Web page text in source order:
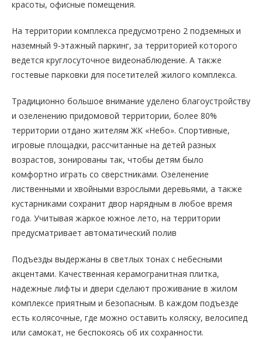
красоты, офисные помещения.
На территории комплекса предусмотрено 2 подземных и
наземный 9-этажный паркинг, за территорией которого
ведется круглосуточное видеонаблюдение. А также
гостевые парковки для посетителей жилого комплекса.
Традиционно большое внимание уделено благоустройству
и озеленению придомовой территории, более 80%
территории отдано жителям ЖК «Небо». Спортивные,
игровые площадки, рассчитанные на детей разных
возрастов, зонированы так, чтобы детям было
комфортно играть со сверстниками. Озеленение
лиственными и хвойными взрослыми деревьями, а также
кустарниками сохранит двор нарядным в любое время
года. Учитывая жаркое южное лето, на территории
предусматривает автоматический полив
Подъезды выдержаны в светлых тонах с небесными
акцентами. Качественная керамогранитная плитка,
надежные лифты и двери сделают проживание в жилом
комплексе приятным и безопасным. В каждом подъезде
есть колясочные, где можно оставить коляску, велосипед
или самокат, не беспокоясь об их сохранности.